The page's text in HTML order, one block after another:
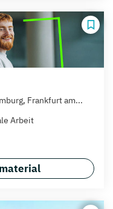
Frankfurt am...
Arbeit